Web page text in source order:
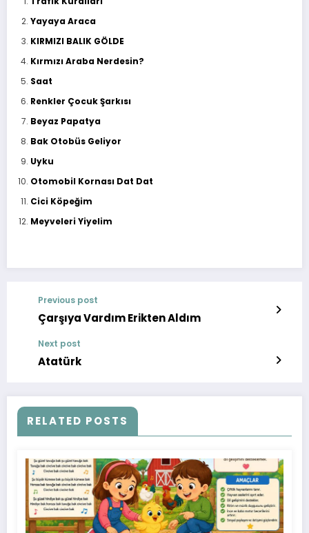
Yayaya Araca
KIRMIZI BALIK GÖLDE
Kırmızı Araba Nerdesin?
Saat
Renkler Çocuk Şarkısı
Beyaz Papatya
Bak Otobüs Geliyor
Uyku
Otomobil Kornası Dat Dat
Cici Köpeğim
Meyveleri Yiyelim
Previous post
Çarşıya Vardım Erikten Aldım
Next post
Atatürk
RELATED POSTS